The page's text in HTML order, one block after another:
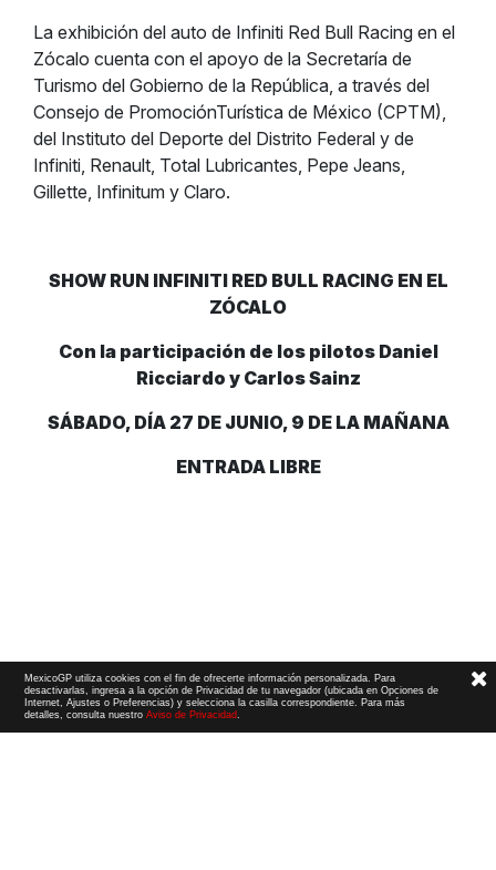
La exhibición del auto de Infiniti Red Bull Racing en el
Zócalo cuenta con el apoyo de la Secretaría de
Turismo del Gobierno de la República, a través del
Consejo de PromociónTurística de México (CPTM),
del Instituto del Deporte del Distrito Federal y de
Infiniti, Renault, Total Lubricantes, Pepe Jeans,
Gillette, Infinitum y Claro.
SHOW RUN INFINITI RED BULL RACING EN EL
ZÓCALO
Con la participación de los pilotos Daniel
Ricciardo y Carlos Sainz
SÁBADO, DÍA 27 DE JUNIO, 9 DE LA MAÑANA
ENTRADA LIBRE
MexicoGP utiliza cookies con el fin de ofrecerte información personalizada. Para
desactivarlas, ingresa a la opción de Privacidad de tu navegador (ubicada en Opciones de
Internet, Ajustes o Preferencias) y selecciona la casilla correspondiente. Para más
detalles, consulta nuestroAviso de Privacidad.